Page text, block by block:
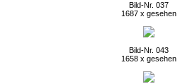
Bild-Nr. 037
1687 x gesehen
Bild-Nr. 043
1658 x gesehen